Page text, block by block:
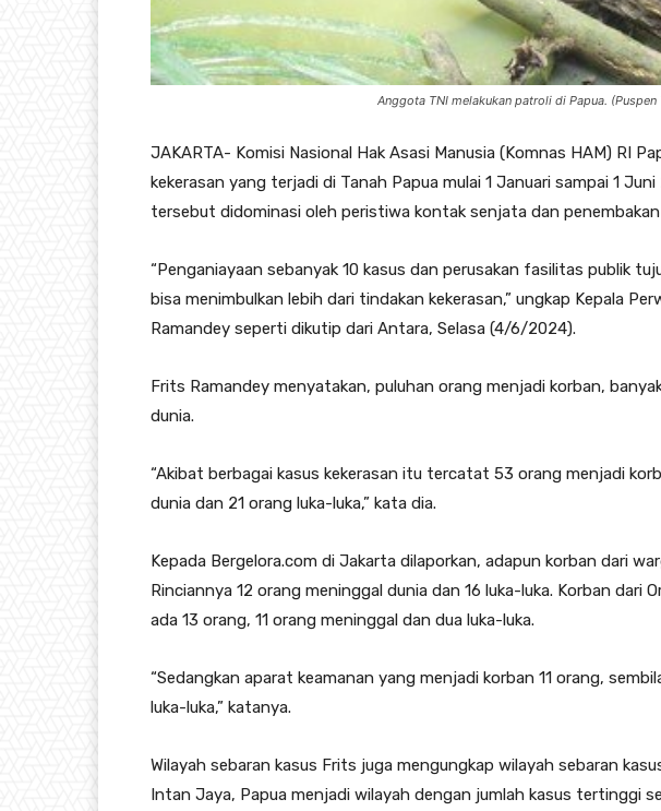
Anggota TNI melakukan patroli di Papua. (Puspen
JAKARTA- Komisi Nasional Hak Asasi Manusia (Komnas HAM) RI
kekerasan yang terjadi di Tanah Papua mulai 1 Januari sampai 1
tersebut didominasi oleh peristiwa kontak senjata dan
“Penganiayaan sebanyak 10 kasus dan perusakan fasilitas publik
bisa menimbulkan lebih dari tindakan kekerasan,” ungkap Kepala
Ramandey seperti dikutip dari Antara, Selasa (4/6/2024).
Frits Ramandey menyatakan, puluhan orang menjadi korban,
dunia.
“Akibat berbagai kasus kekerasan itu tercatat 53 orang menjadi
dunia dan 21 orang luka-luka,” kata dia.
Kepada Bergelora.com di Jakarta dilaporkan, adapun korban dari
Rinciannya 12 orang meninggal dunia dan 16 luka-luka. Korban dari
ada 13 orang, 11 orang meninggal dan dua luka-luka.
“Sedangkan aparat keamanan yang menjadi korban 11 orang,
luka-luka,” katanya.
Wilayah sebaran kasus Frits juga mengungkap wilayah sebaran
Intan Jaya, Papua menjadi wilayah dengan jumlah kasus tertinggi